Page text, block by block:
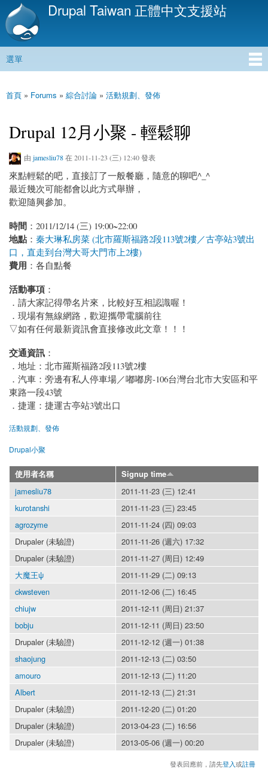
移
內
Drupal Taiwan 正體中文支援站
主選單
選單
您在這裡
首頁 » Forums » 綜合討論 » 活動規劃、發佈
Drupal 12月小聚 - 輕鬆聊
由 jamesliu78在 2011-11-23 (三) 12:40 發表
來點輕鬆的吧，直接訂了一般餐廳，隨意的聊吧^_^
最近幾次可能都會以此方式舉辦，
歡迎隨興參加。
時間 ：2011/12/14 (三) 19:00~22:00
地點 ： 秦大琳私房菜 (北市羅斯福路2段113號2樓／古亭站3號出
口，直走到台灣大哥大門市上2樓)
費用 ：各自點餐
活動事項 ：
．請大家記得帶名片來，比較好互相認識喔！
．現場有無線網路，歡迎攜帶電腦前往
▽如有任何最新資訊會直接修改此文章！！！
交通資訊 ：
．地址：北市羅斯福路2段113號2樓
．汽車：旁邊有私人停車場／嘟嘟房-106台灣台北市大安區和平
東路一段43號
．捷運：捷運古亭站3號出口
活動規劃、發佈
Drupal小聚
使用者名稱 Signup time
jamesliu78
2011-11-23 (三) 12:41
kurotanshi
2011-11-23 (三) 23:45
agrozyme
2011-11-24 (四) 09:03
Drupaler (未驗證)
2011-11-26 (週六) 17:32
Drupaler (未驗證)
2011-11-27 (周日) 12:49
大魔王ψ
2011-11-29 (二) 09:13
ckwsteven
2011-12-06 (二) 16:45
chiujw
2011-12-11 (周日) 21:37
bobju
2011-12-11 (周日) 23:50
Drupaler (未驗證)
2011-12-12 (週一) 01:38
shaojung
2011-12-13 (二) 03:50
amouro
2011-12-13 (二) 11:20
Albert
2011-12-13 (二) 21:31
Drupaler (未驗證)
2011-12-20 (二) 01:20
Drupaler (未驗證)
2013-04-23 (二) 16:56
Drupaler (未驗證)
2013-05-06 (週一) 00:20
發表回應前，請先登入或註冊